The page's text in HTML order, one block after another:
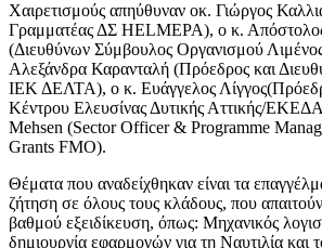
Χαιρετισμούς απηύθυναν oκ. Γιώργος
Γραμματέας ΔΣ HELMEPA), ο κ.
(Διευθύνων Σύμβουλος Οργανισμού
Αλεξάνδρα Καρανταλή (Πρόεδρος και
ΙΕΚ ΔΕΛΤΑ), ο κ. Ευάγγελος
Κέντρου Ελευσίνας Δυτικής Αττικής/
Mehsen (Sector Officer & Programme
Grants FMO).
Θέματα που αναδείχθηκαν είναι τα
ζήτηση σε όλους τους κλάδους, που
βαθμού εξειδίκευση, όπως: Μηχανικός
δημιουργία εφαρμογών για τη Ναυτιλία και